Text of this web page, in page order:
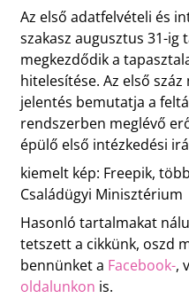
Az első adatfelvételi és
szakasz augusztus 31-ig
megkezdődik a
hitelesítése. Az első
jelentés bemutatja a
rendszerben meglévő
épülő első intézkedési
kiemelt kép: Freepik,
Családügyi Minisztérium
Hasonló tartalmakat
tetszett a cikkünk, oszd
bennünket a Facebook-,
oldalunkon is.